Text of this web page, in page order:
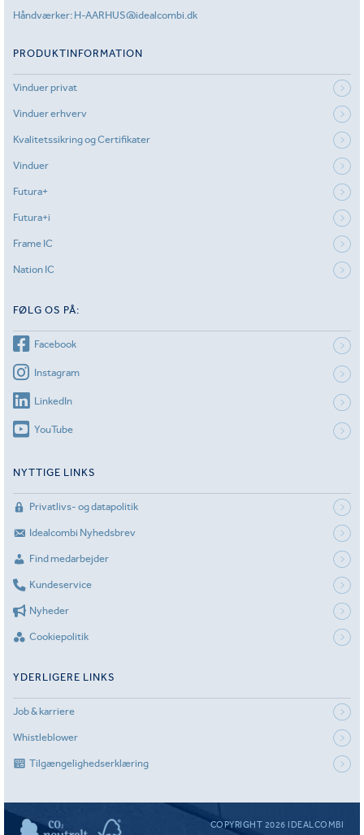
Håndværker: H-AARHUS@idealcombi.dk
PRODUKTINFORMATION
Vinduer privat
Vinduer erhverv
Kvalitetssikring og Certifikater
Vinduer
Futura+
Futura+i
Frame IC
Nation IC
FØLG OS PÅ:
Facebook
Instagram
LinkedIn
YouTube
NYTTIGE LINKS
Privatlivs- og datapolitik
Idealcombi Nyhedsbrev
Find medarbejder
Kundeservice
Nyheder
Cookiepolitik
YDERLIGERE LINKS
Job & karriere
Whistleblower
Tilgængelighedserklæring
COPYRIGHT 2026 IDEALCOMBI